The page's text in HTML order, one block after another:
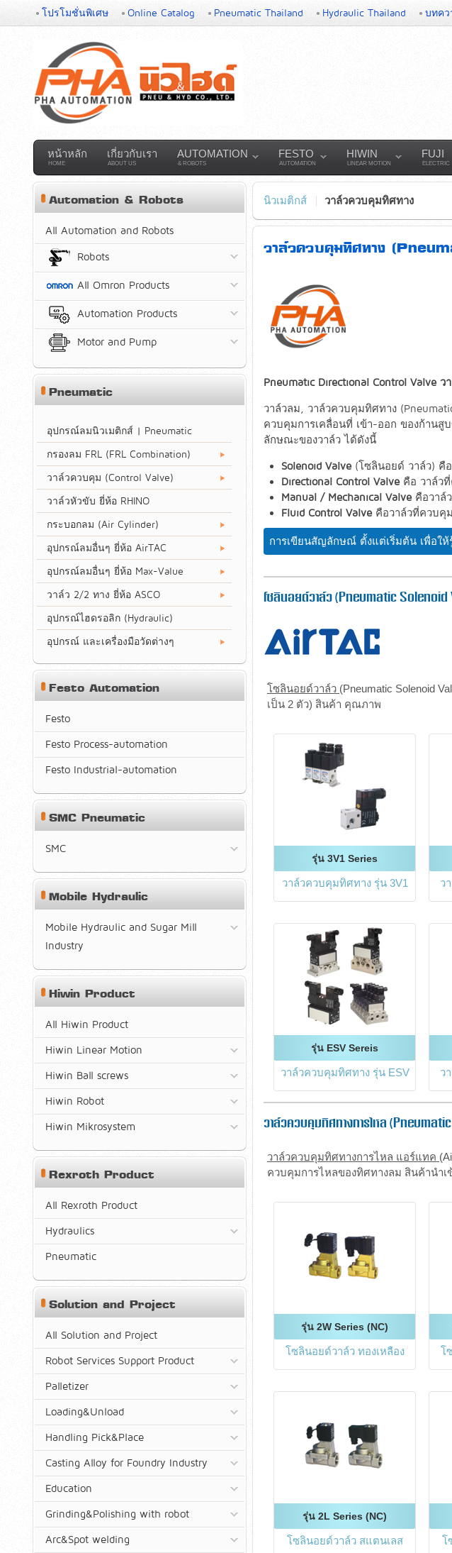
โปรโมชั่นพิเศษ Online Catalog Pneumatic Thailand Hydraulic Thailand บทคว
หน้าหลัก
HOME
เกี่ยวกับเรา
ABOUT US
AUTOMATION
& ROBOTS
FESTO
AUTOMATION
HIWIN
LINEAR MOTION
FUJI
ELECTRIC
นิวเมติกส์ วาล์วควบคุมทิศทาง
วาล์วควบคุมทิศทาง
Pneumatic Directional Control Valve
วาล์วลม, วาล์วควบคุมทิศทาง
ควบคุมการเคลื่อนที่ เข้า-ออก ของก้านสู
ลักษณะของวาล์ว ได้ดังนี้
Solenoid Valve(โซลินอยด์ วาล์ว) คื
Directional Control Valveคือ วาล์วที่
Manual / Mechanical Valveคือวาล์
Fluid Control Valveคือวาล์วที่ควบคุ
การเขียนสัญลักษณ์ ตั้งแต่เริ่มต้น เพื่อให้
โซลินอยด์วาล์ว (Pneumatic
โซลินอยด์วาล์ว (Pneumatic Solenoid
เป็น 2 ตัว) สินค้า คุณภาพ
รุ่น 3V1 Series
วาล์วควบคุมทิศทาง รุ่น 3V1 ว
รุ่น ESV Sereis
วาล์วควบคุมทิศทาง รุ่น ESV ว
วาล์วควบคุมทิศทางการไหล
วาล์วควบคุมทิศทางการไหล แอร์แทค
ควบคุมการไหลของทิศทางลม สินค้านำเ
รุ่น 2W Series (NC)
โซลินอยด์วาล์ว ทองเหลือง โ
รุ่น 2L Series (NC)
โซลินอยด์วาล์ว สแตนเลส โ
Automation & Robots
All Automation and Robots
Robots
All Omron Products
Automation Products
Motor and Pump
Pneumatic
อุปกรณ์ลมนิวเมติกส์ | Pneumatic
กรองลม FRL (FRL Combination)
วาล์วควบคุม (Control Valve)
วาล์วหัวขับ ยี่ห้อ RHINO
กระบอกลม (Air Cylinder)
อุปกรณ์ลมอื่นๆ ยี่ห้อ AirTAC
อุปกรณ์ลมอื่นๆ ยี่ห้อ Max-Value
วาล์ว 2/2 ทาง ยี่ห้อ ASCO
อุปกรณ์ไฮดรอลิก (Hydraulic)
อุปกรณ์ และเครื่องมือวัดต่างๆ
Festo Automation
Festo
Festo Process-automation
Festo Industrial-automation
SMC Pneumatic
SMC
Mobile Hydraulic
Mobile Hydraulic and Sugar Mill
Industry
Hiwin Product
All Hiwin Product
Hiwin Linear Motion
Hiwin Ball screws
Hiwin Robot
Hiwin Mikrosystem
Rexroth Product
All Rexroth Product
Hydraulics
Pneumatic
Solution and Project
All Solution and Project
Robot Services Support Product
Palletizer
Loading&Unload
Handling Pick&Place
Casting Alloy for Foundry Industry
Education
Grinding&Polishing with robot
Arc&Spot welding